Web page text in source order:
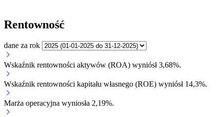
Rentowność
dane za rok
Wskaźnik rentowności aktywów (ROA) wyniósł 3,68%.
Wskaźnik rentowności kapitału własnego (ROE) wyniósł 14,3%.
Marża operacyjna wyniosła 2,19%.